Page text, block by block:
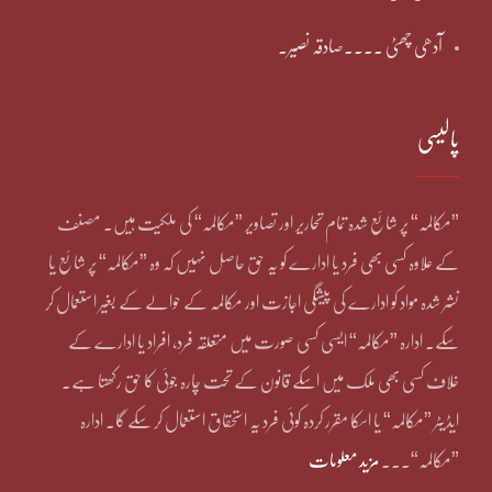
آدھی چھٹی ۔۔۔۔صادقہ نصیر۔
پالیسی
”مکالمہ“ پر شائع شدہ تمام تحاریر اور تصاویر ”مکالمہ“ کی ملکیت ہیں۔ مصنف
کے علاوہ کسی بھی فرد یا ادارے کو یہ حق حاصل نہیں کہ وہ ”مکالمہ“ پر شائع یا
نشر شدہ مواد کو ادارے کی پیشگی اجازت اور مکالمہ کے حوالے کے بغیر استعمال کر
سکے۔ ادارہ ”مکالمہ“ ایسی کسی صورت میں متعلقہ فرد، افراد یا ادارے کے
خلاف کسی بھی ملک میں اسکے قانون کے تحت چارہ جوئی کا حق رکھتا ہے۔
ایڈیٹر ”مکالمہ“ یا اسکا مقرر کردہ کوئی فرد یہ استحقاق استعمال کر سکے گا۔ ادارہ
”مکالمہ“۔۔۔ مزید معلومات